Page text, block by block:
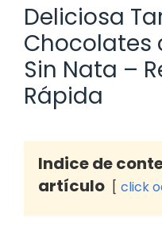
Deliciosa
Chocolates
Sin Nata –
Rápida
Indice de
artículo
click